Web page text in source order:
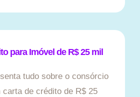
para Imóvel de R$ 25 mil
tudo sobre o consórcio
de crédito de R$ 25